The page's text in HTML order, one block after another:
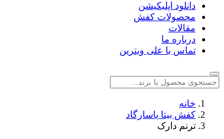
دانلود اپلیکیشن
محصولات کفش
مقالات
درباره ما
تماس با علی ویترین
خانه
کفش بیتا پاسارگاد
ترنم دارک